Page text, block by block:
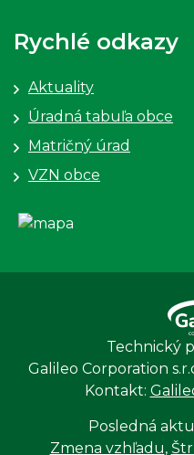
Rychlé odkazy
Aktuality
Úradná tabuľa obce
Matričný úrad
VZN obce
Technický
Galileo Corporation
Kontakt:
Posledná
Zmena vzhľadu,